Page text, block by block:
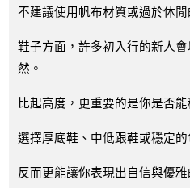
不建議使用帆布材質或過於休閒
鞋子方面，許多初入行的新人
然。
比起高度，更重要的是你是否
選擇厚底鞋、中低跟鞋或穩定的
反而更能讓你表現出自信與優雅